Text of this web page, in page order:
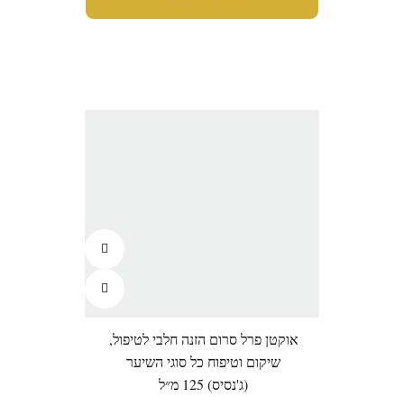
אוקטן פרל סרום הזנה חלבי לטיפול,
שיקום וטיפוח כל סוגי השיער
(ג'נסיס) 125 מ״ל